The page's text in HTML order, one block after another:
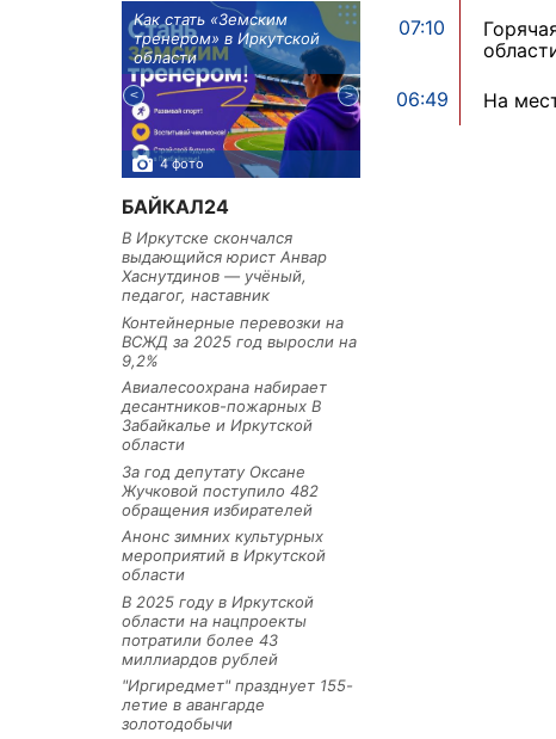
Как стать «Земским
тренером» в Иркутской
области
4 фото
Три охотника за
пропали в Киренском
БАЙКАЛ24
В Иркутске скончался
выдающийся юрист Анвар
Хаснутдинов — учёный,
педагог, наставник
Контейнерные перевозки на
ВСЖД за 2025 год выросли на
9,2%
Авиалесоохрана набирает
десантников-пожарных В
Забайкалье и Иркутской
области
За год депутату Оксане
Жучковой поступило 482
обращения избирателей
Анонс зимних культурных
мероприятий в Иркутской
области
В 2025 году в Иркутской
области на нацпроекты
потратили более 43
миллиардов рублей
"Иргиредмет" празднует 155-
летие в авангарде
золотодобычи
07:10
06:49 На